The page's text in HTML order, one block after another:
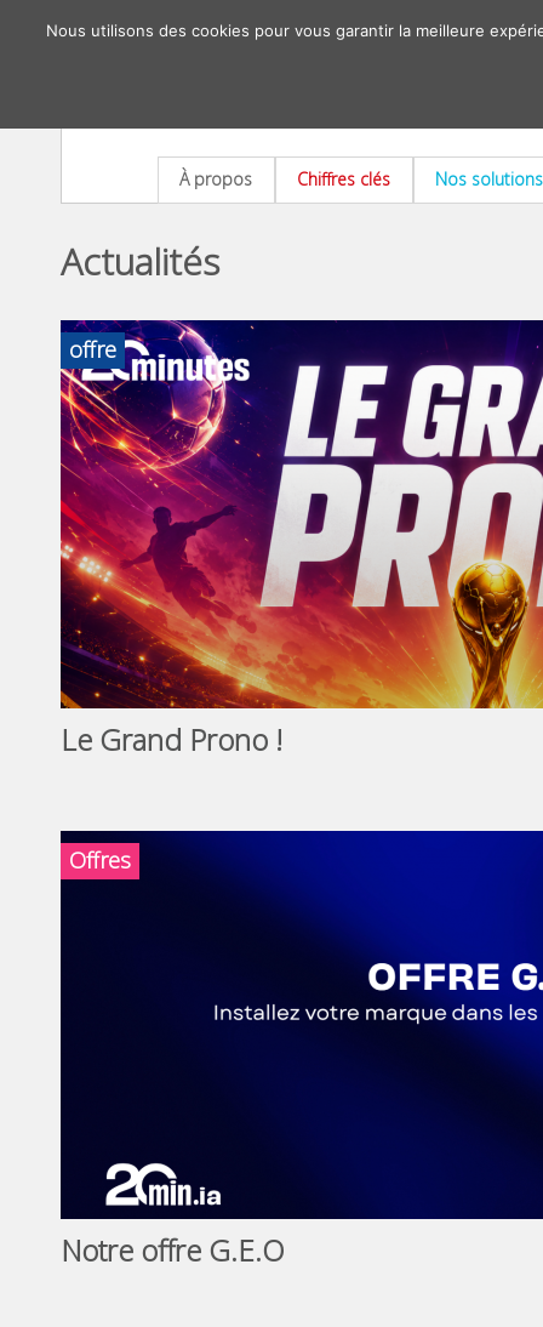
À propos Chiffres clés Nos solutions
Actualités
offre
Le Grand Prono !
Offres
Notre offre G.E.O
Nous utilisons des cookies pour vous garantir la meilleure